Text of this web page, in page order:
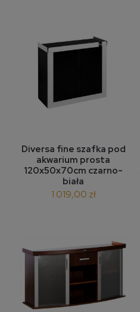
Diversa fine szafka pod
akwarium prosta
120x50x70cm czarno-
biała
1 019,00 zł